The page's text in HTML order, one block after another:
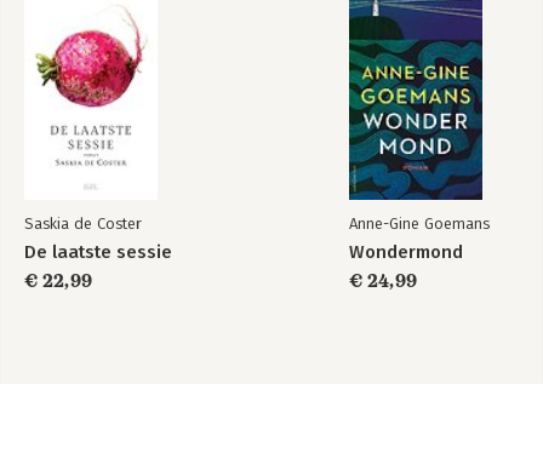
Saskia de Coster
De laatste sessie
€ 22,99
Anne-Gine Goemans
Wondermond
€ 24,99